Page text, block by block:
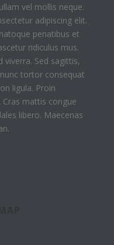
vel mollis neque.
adipiscing elit.
penatibus et
ridiculus mus.
viverra. Sed sagittis,
tortor consequat
ligula. Proin
mattis congue
libero. Maecenas